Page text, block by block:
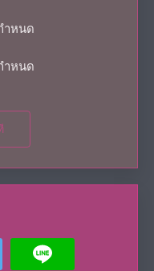
ำหนด
ำหนด